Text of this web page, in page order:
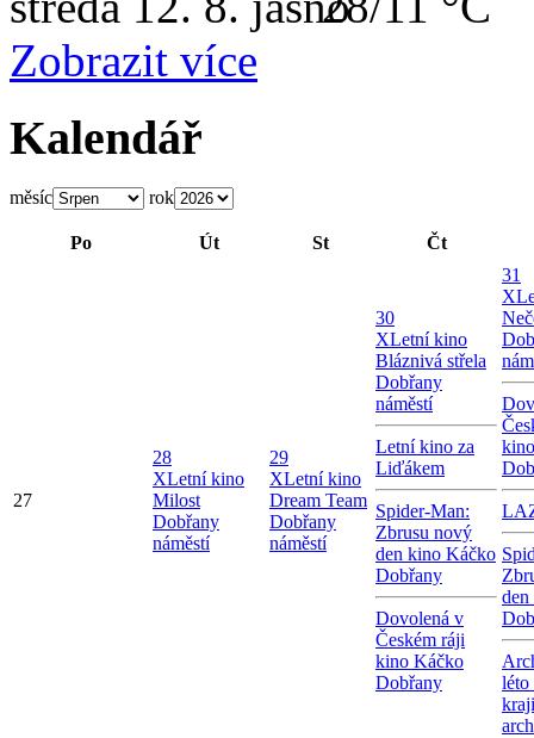
Zobrazit více
Kalendář
měsíc rok
Po Út St Čt
27
28
XLetní kino
Milost
Dobřany
náměstí
29
XLetní kino
Dream Team
Dobřany
náměstí
30
XLetní kino
Bláznivá střela
Dobřany
náměstí
Letní kino za
Liďákem
Spider-Man:
Zbrusu nový
den kino Káčko
Dobřany
Dovolená v
Českém ráji
kino Káčko
Dobřany
31
X
léto